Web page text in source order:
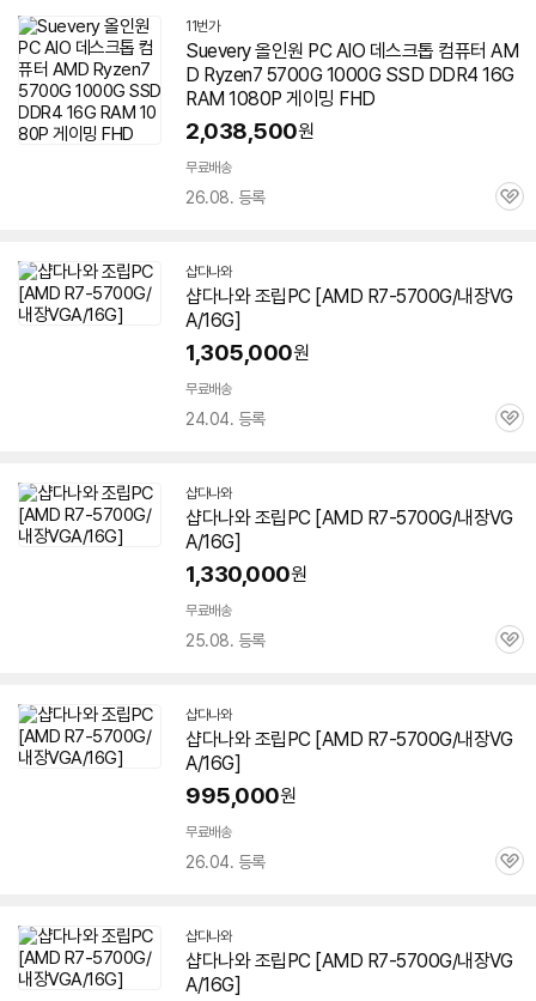
11번가
Suevery 올인원 PC AIO 데스크톱 컴퓨터 AM
D Ryzen7 5700G 1000G SSD DDR4 16G
RAM 1080P 게이밍 FHD
2,038,500원
무료배송
26.08. 등록
관
샵다나와
샵다나와 조립PC [AMD R7-5700G/내장VG
A/16G]
1,305,000원
무료배송
24.04. 등록
관
샵다나와
샵다나와 조립PC [AMD R7-5700G/내장VG
A/16G]
1,330,000원
무료배송
25.08. 등록
관
샵다나와
샵다나와 조립PC [AMD R7-5700G/내장VG
A/16G]
995,000원
무료배송
26.04. 등록
관
샵다나와
샵다나와 조립PC [AMD R7-5700G/내장VG
A/16G]